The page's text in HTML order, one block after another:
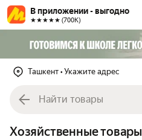
В приложении - выгодно
★★★★★ (700К)
Ташкент • Укажите адрес
Хозяйственные товары